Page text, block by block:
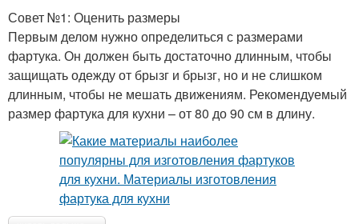
Совет №1: Оценить размеры
Первым делом нужно определиться с размерами
фартука. Он должен быть достаточно длинным, чтобы
защищать одежду от брызг и брызг, но и не слишком
длинным, чтобы не мешать движениям. Рекомендуемый
размер фартука для кухни – от 80 до 90 см в длину.